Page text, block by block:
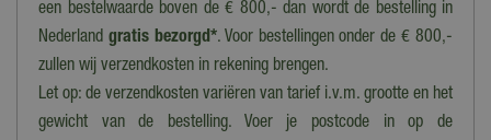
een bestelwaarde boven de € 800,- dan wordt de bestelling in
Nederland gratis bezorgd*. Voor bestellingen onder de € 800,-
zullen wij verzendkosten in rekening brengen.
Let op: de verzendkosten variëren van tarief i.v.m. grootte en het
gewicht van de bestelling. Voer je postcode in op de